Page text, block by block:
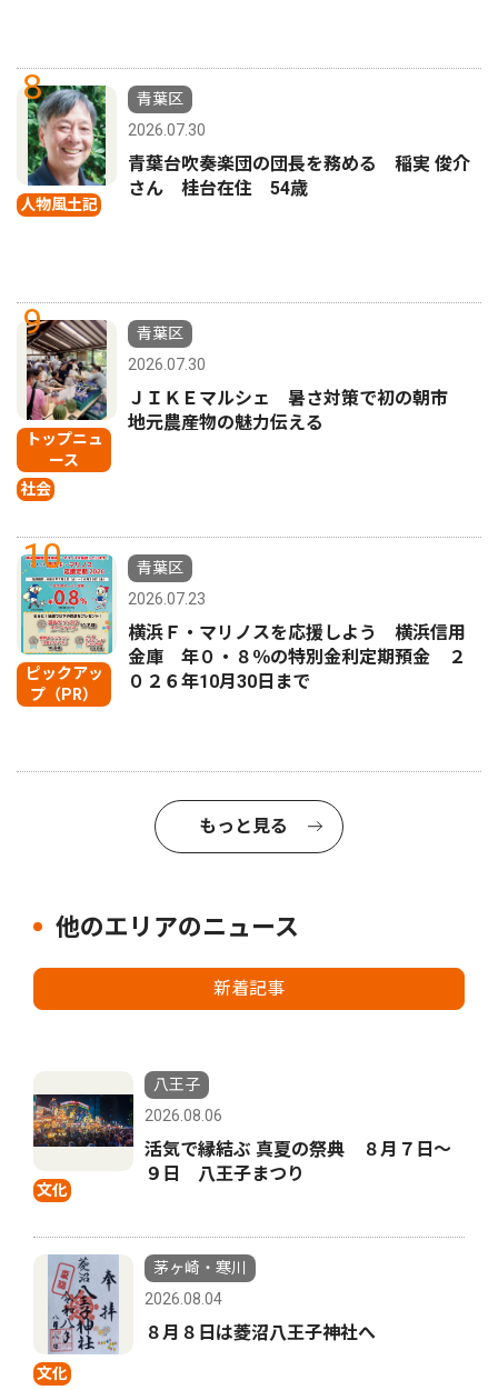
8
人物風土記
青葉区
2026.07.30
青葉台吹奏楽団の団長を務める 稲実 俊介
さん 桂台在住 54歳
9
トップニュ
ース
社会
青葉区
2026.07.30
ＪＩＫＥマルシェ 暑さ対策で初の朝市
地元農産物の魅力伝える
10
ピックアッ
プ（PR）
青葉区
2026.07.23
横浜Ｆ・マリノスを応援しよう 横浜信用
金庫 年０・８％の特別金利定期預金 ２
０２６年10月30日まで
もっと見る
他のエリアのニュース
新着記事
文化
八王子
2026.08.06
活気で縁結ぶ 真夏の祭典 ８月７日〜
９日 八王子まつり
文化
茅ヶ崎・寒川
2026.08.04
８月８日は菱沼八王子神社へ